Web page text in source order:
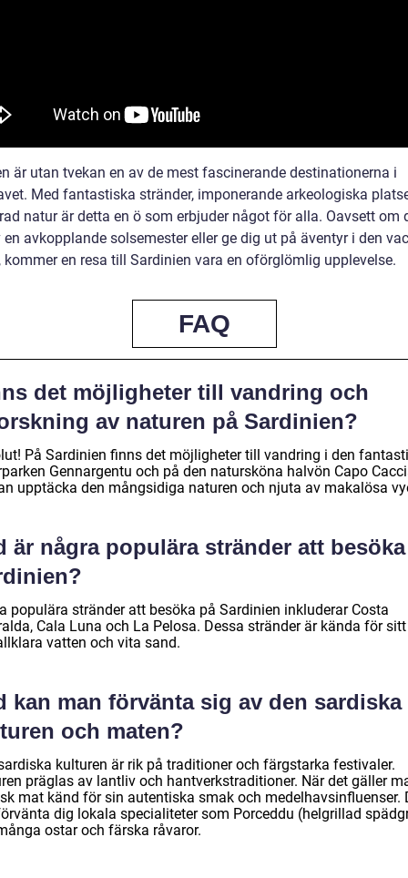
är utan tvekan en av de mest fascinerande destinationerna i
Med fantastiska stränder, imponerande arkeologiska
natur är detta en ö som erbjuder något för alla. Oavsett om
avkopplande solsemester eller ge dig ut på äventyr i den
kommer en resa till Sardinien vara en oförglömlig upplevelse.
FAQ
det möjligheter till vandring och
av naturen på Sardinien?
På Sardinien finns det möjligheter till vandring i den
Gennargentu och på den natursköna halvön Capo
upptäcka den mångsidiga naturen och njuta av makalösa
är några populära stränder att
populära stränder att besöka på Sardinien inkluderar Costa
Cala Luna och La Pelosa. Dessa stränder är kända för sitt
vatten och vita sand.
kan man förvänta sig av den sardiska
och maten?
kulturen är rik på traditioner och färgstarka festivaler.
präglas av lantliv och hantverkstraditioner. När det gäller
mat känd för sin autentiska smak och medelhavsinfluenser.
dig lokala specialiteter som Porceddu (helgrillad
ostar och färska råvaror.